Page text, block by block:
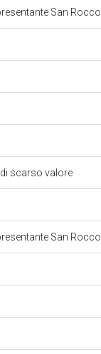
San Rocco
scarso valore
San Rocco